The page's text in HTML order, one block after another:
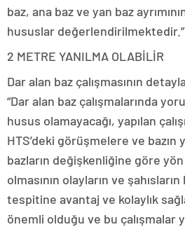
baz, ana baz ve yan baz
hususlar değerlendirilmektedir.”
2 METRE YANILMA OLABİLİR
Dar alan baz çalışmasının
“Dar alan baz çalışmalarında
husus olamayacağı, yapılan
HTS’deki görüşmelere ve bazın
bazların değişkenliğine göre yön
olmasının olayların ve
tespitine avantaj ve kolaylık
önemli olduğu ve bu çalışmalar